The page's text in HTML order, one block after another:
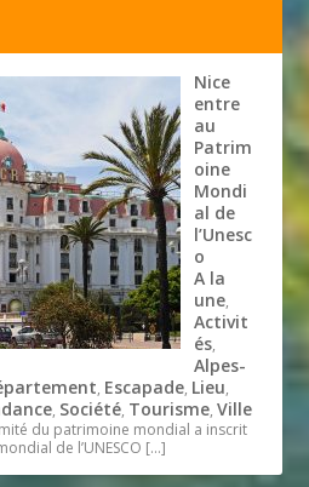
Nice
entre
au
Patrim
oine
Mondi
al de
l’Unesc
o
A la
une,
Activit
és,
Alpes-
, Escapade, Lieu,
, Société, Tourisme,Ville
du patrimoine mondial a inscrit
de l’UNESCO […]